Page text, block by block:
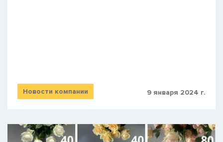
Новости компании 9 января 2024 г.